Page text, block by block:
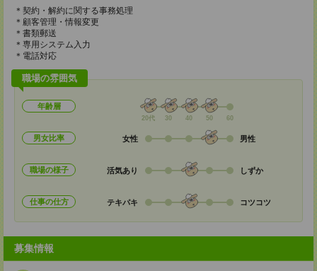
＊契約・解約に関する事務処理
＊顧客管理・情報変更
＊書類郵送
＊専用システム入力
＊電話対応
職場の雰囲気
年齢層
20代 30 40 50 60
男女比率 女性 男性
職場の様子 活気あり しずか
仕事の仕方 テキパキ コツコツ
募集情報